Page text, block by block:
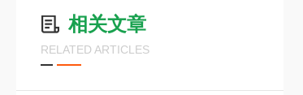
相关文章
RELATED ARTICLES